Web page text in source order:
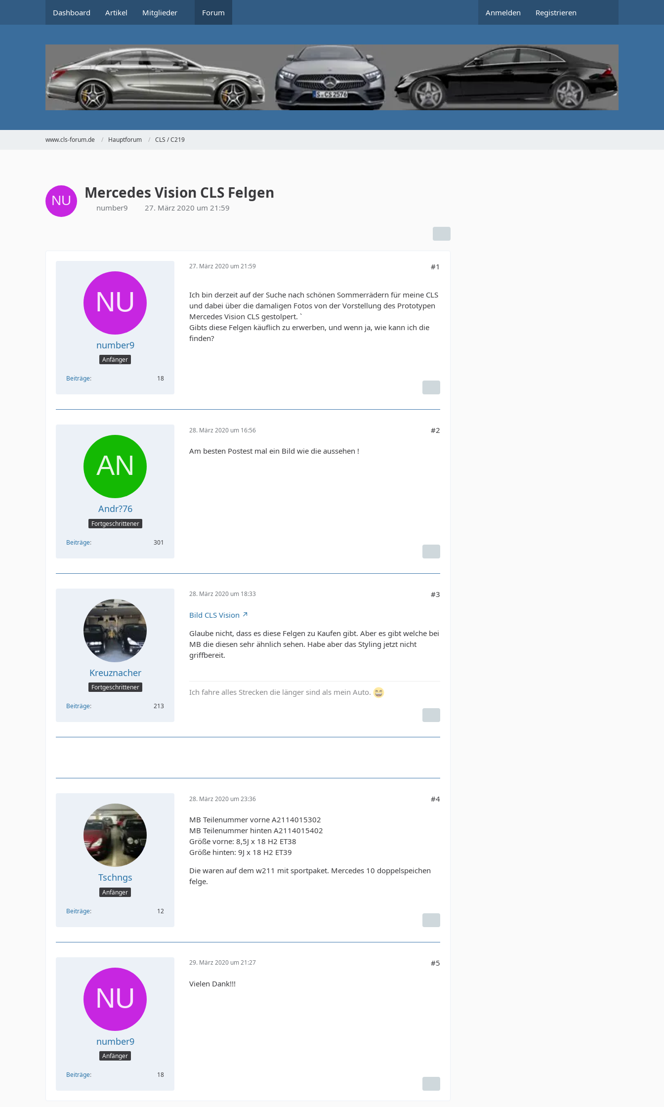
Dashboard Artikel Mitglieder Forum Anmelden Registrieren
www.cls-forum.de Hauptforum CLS / C219
Mercedes Vision CLS Felgen
number9 27. März 2020 um 21:59
number9
Anfänger
Beiträge 18
27. März 2020 um 21:59 #1
Ich bin derzeit auf der Suche nach schönen Sommerrädern für meine CLS
und dabei über die damaligen Fotos von der Vorstellung des Prototypen
Mercedes Vision CLS gestolpert. `
Gibts diese Felgen käuflich zu erwerben, und wenn ja, wie kann ich die
finden?
Andr?76
Fortgeschrittener
Beiträge 301
28. März 2020 um 16:56 #2
Am besten Postest mal ein Bild wie die aussehen !
Kreuznacher
Fortgeschrittener
Beiträge 213
28. März 2020 um 18:33 #3
Bild CLS Vision
Glaube nicht, dass es diese Felgen zu Kaufen gibt. Aber es gibt welche bei
MB die diesen sehr ähnlich sehen. Habe aber das Styling jetzt nicht
griffbereit.
Ich fahre alles Strecken die länger sind als mein Auto.
Tschngs
Anfänger
Beiträge 12
28. März 2020 um 23:36 #4
MB Teilenummer vorne A2114015302
MB Teilenummer hinten A2114015402
Größe vorne: 8,5J x 18 H2 ET38
Größe hinten: 9J x 18 H2 ET39
Die waren auf dem w211 mit sportpaket. Mercedes 10 doppelspeichen
felge.
number9
Anfänger
Beiträge 18
29. März 2020 um 21:27 #5
Vielen Dank!!!